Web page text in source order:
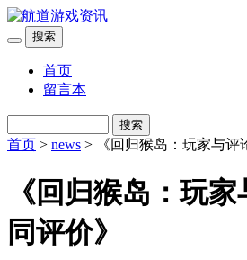
搜索
首页
留言本
搜索
首页 > news > 《回归猴岛：玩家与评
《回归猴岛：玩
同评价》